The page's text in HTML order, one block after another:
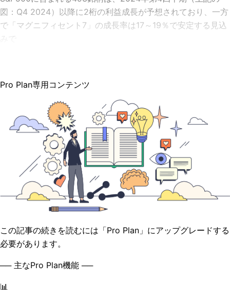
図：Q4 2024）以降に2桁の利益成長が予想されており、一方
で「マグニフィセント7」の成長率は17～19％で安定する見込
Pro Plan専用コンテンツ
この記事の続きを読むには「Pro Plan」にアップグレードする
必要があります。
── 主なPro Plan機能 ──
📊